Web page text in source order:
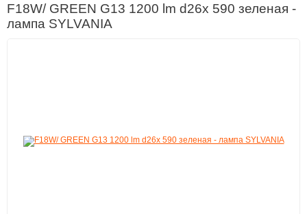
F18W/ GREEN G13 1200 lm d26x 590 зеленая -
лампа SYLVANIA